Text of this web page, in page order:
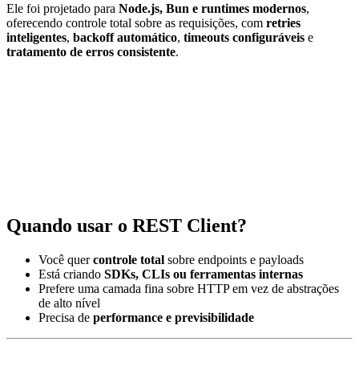
Ele foi projetado para Node.js, Bun e runtimes modernos,
oferecendo controle total sobre as requisições, com retries
inteligentes, backoff automático, timeouts configuráveis e
tratamento de erros consistente.
Quando usar o REST Client?
Você quercontrole total sobre endpoints e payloads
Está criando SDKs, CLIs ou ferramentas internas
Prefere uma camada fina sobre HTTP em vez de abstrações
de alto nível
Precisa de performance e previsibilidade